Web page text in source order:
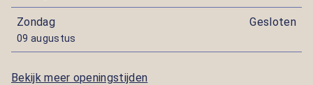
Zondag
09 augustus
Gesloten
Bekijk meer openingstijden